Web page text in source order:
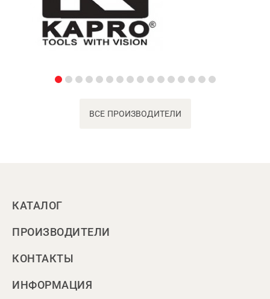
ВСЕ ПРОИЗВОДИТЕЛИ
КАТАЛОГ
ПРОИЗВОДИТЕЛИ
КОНТАКТЫ
ИНФОРМАЦИЯ